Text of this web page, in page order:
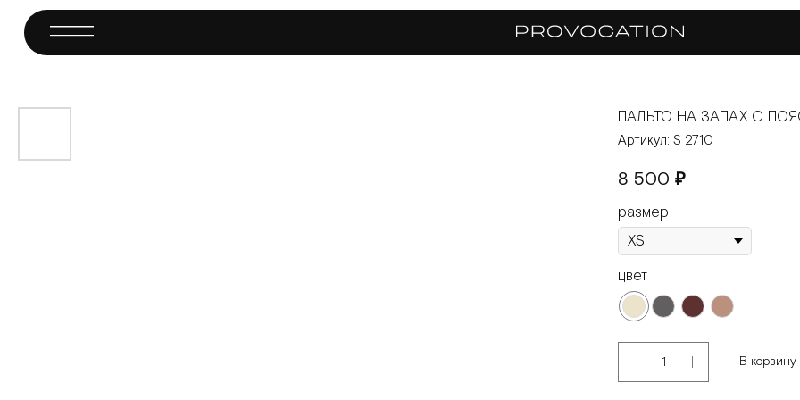
ПАЛЬТО НА ЗАПАХ С
Артикул: S 2710
8 500 ₽
размер
цвет
В корзину